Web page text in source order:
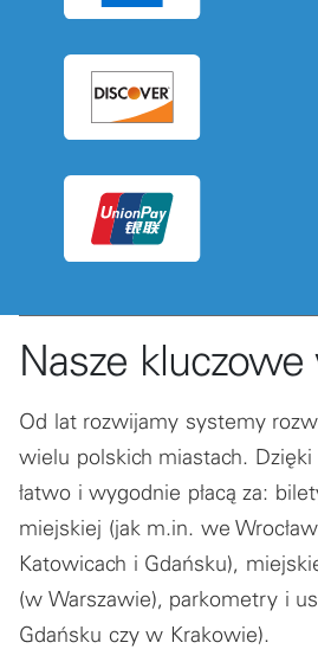
Nasze
Od lat rozwijamy systemy
wielu polskich miastach.
łatwo i wygodnie płacą za:
miejskiej (jak m.in. we
Katowicach i Gdańsku),
(w Warszawie), parkometry i
Gdańsku czy w Krakowie).